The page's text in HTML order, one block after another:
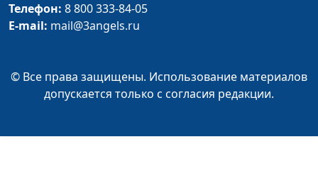
Телефон: 8 800 333-84-05
E-mail: mail@3angels.ru
© Все права защищены. Использование материалов
допускается только с согласия редакции.